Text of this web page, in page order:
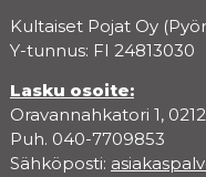
Kultaiset Pojat Oy
Y-tunnus: FI 24813030
Lasku osoite:
Oravannahkatori 1,
Puh. 040-7709853
Sähköposti: